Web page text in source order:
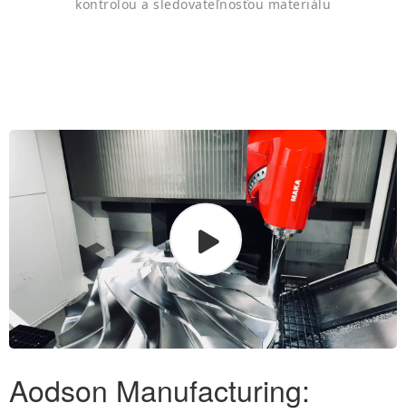
kontrolou a sledovateľnosťou materiálu
Aodson Manufacturing: